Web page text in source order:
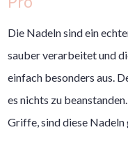
Die Nadeln sind ein
sauber verarbeitet und
einfach besonders aus.
es nichts zu
Griffe, sind diese Nadeln